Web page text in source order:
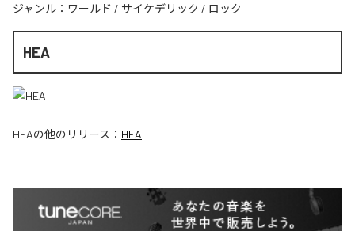
ジャンル： ワールド / サイケデリック / ロック
HEA
HEAの他のリリース： HEA